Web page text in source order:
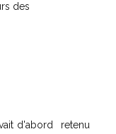
des
d'abord retenu